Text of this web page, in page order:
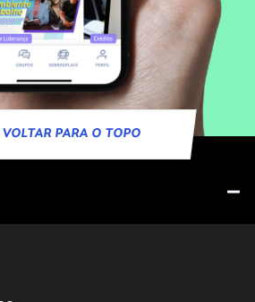
VOLTAR PARA O TOPO